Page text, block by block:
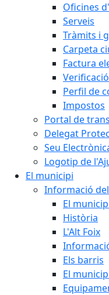
Oficines
Serveis
Tràmits i
Carpeta
Factura
Perfil de
Impostos
Portal de
Delegat
Seu
Logotip de
El municipi
Informació
El
Història
L'Alt Foix
Els barris
El